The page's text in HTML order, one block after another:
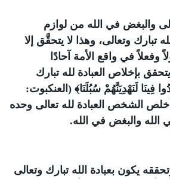
والبغض في الله من لوازم
تبارك وتعالى، وهذا لا يتحقَّق إلا
وفعلاً في واقع الأمة آحادًا
بإخلاص العبادة لله تبارك
فِينَا لَنَهْدِيَنَّهُمْ سُبُلَنَا﴾ (العنكبوت:
فكلما أخلص الشخص العبادة لله تعالى وحده
الله والبغض في الله.
يكون بعبادة الله تبارك وتعالى